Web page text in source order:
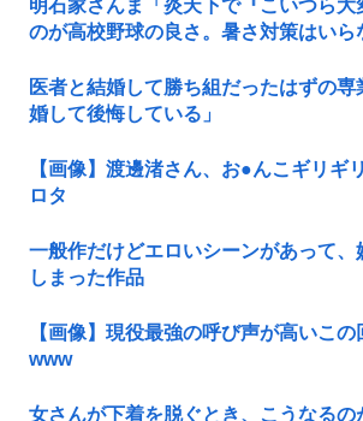
明石家さんま「炎天下で『こいつら大
のが高校野球の良さ。暑さ対策はいら
医者と結婚して勝ち組だったはずの
婚して後悔している」
【画像】渡邊渚さん、お●んこギリギ
ロタ
一般作だけどエロいシーンがあって、
しまった作品
【画像】現役最強の呼び声が高いこ
www
女さんが下着を脱ぐとき、こうなるの